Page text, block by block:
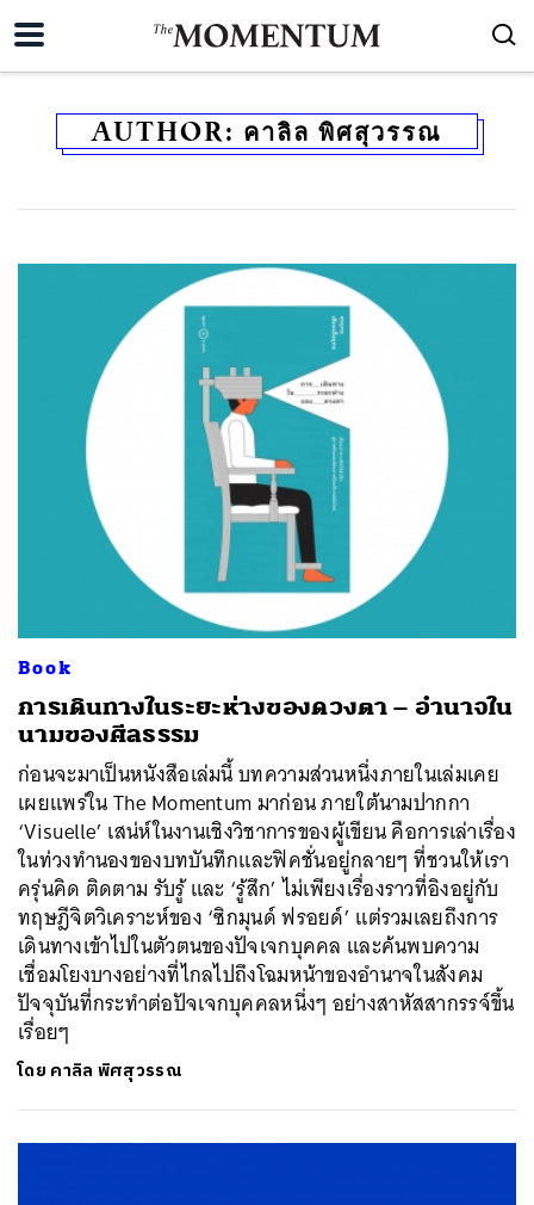
AUTHOR: คาลิล พิศสุวรรณ
Book
การเดินทางในระยะห่างของดวงตา – อำนาจใน
นามของศีลธรรม
ก่อนจะมาเป็นหนังสือเล่มนี้ บทความส่วนหนึ่งภายในเล่มเคย
เผยแพร่ใน The Momentum มาก่อน ภายใต้นามปากกา
‘Visuelle’ เสน่ห์ในงานเชิงวิชาการของผู้เขียน คือการเล่าเรื่อง
ในท่วงทำนองของบทบันทึกและฟิคชั่นอยู่กลายๆ ที่ชวนให้เรา
ครุ่นคิด ติดตาม รับรู้ และ ‘รู้สึก’ ไม่เพียงเรื่องราวที่อิงอยู่กับ
ทฤษฎีจิตวิเคราะห์ของ ‘ซิกมุนด์ ฟรอยด์’ แต่รวมเลยถึงการ
เดินทางเข้าไปในตัวตนของปัจเจกบุคคล และค้นพบความ
เชื่อมโยงบางอย่างที่ไกลไปถึงโฉมหน้าของอำนาจในสังคม
ปัจจุบันที่กระทำต่อปัจเจกบุคคลหนึ่งๆ อย่างสาหัสสากรรจ์ขึ้น
เรื่อยๆ
โดย คาลิล พิศสุวรรณ